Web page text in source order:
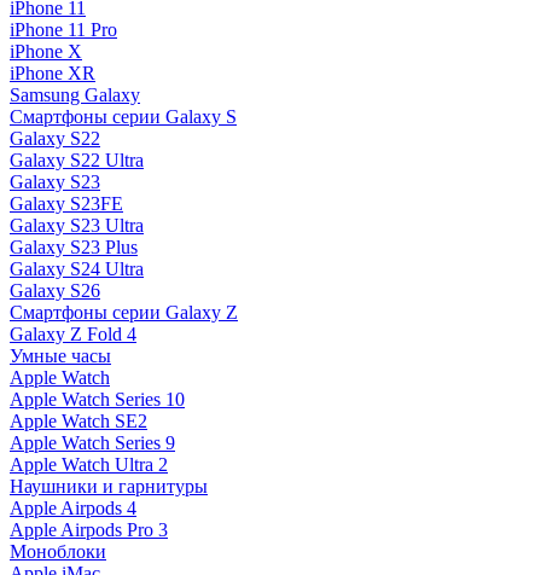
iPhone 11
iPhone 11 Pro
iPhone X
iPhone XR
Samsung Galaxy
Смартфоны серии Galaxy S
Galaxy S22
Galaxy S22 Ultra
Galaxy S23
Galaxy S23FE
Galaxy S23 Ultra
Galaxy S23 Plus
Galaxy S24 Ultra
Galaxy S26
Смартфоны серии Galaxy Z
Galaxy Z Fold 4
Умные часы
Apple Watch
Apple Watch Series 10
Apple Watch SE2
Apple Watch Series 9
Apple Watch Ultra 2
Наушники и гарнитуры
Apple Airpods 4
Apple Airpods Pro 3
Моноблоки